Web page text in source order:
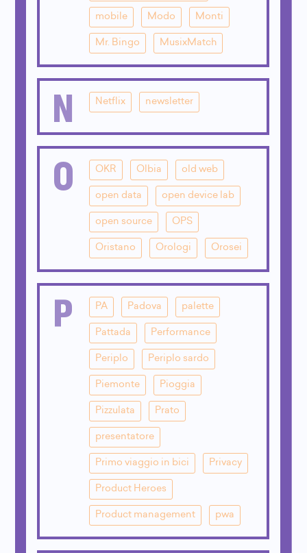
mobile Modo Monti
Mr. Bingo MusixMatch
N Netflix newsletter
O OKR Olbia old web
open data open device lab
open source OPS
Oristano Orologi Orosei
P PA Padova palette
Pattada Performance
Periplo Periplo sardo
Piemonte Pioggia
Pizzulata Prato
presentatore
Primo viaggio in bici Privacy
Product Heroes
Product management pwa